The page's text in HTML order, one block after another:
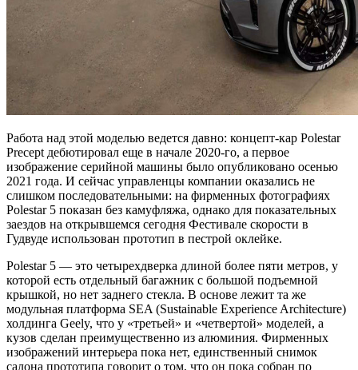
Работа над этой моделью ведется давно: концепт-кар Polestar
Precept дебютировал еще в начале 2020-го, а первое
изображение серийной машины было опубликовано осенью
2021 года. И сейчас управленцы компании оказались не
слишком последовательными: на фирменных фотографиях
Polestar 5 показан без камуфляжа, однако для показательных
заездов на открывшемся сегодня Фестивале скорости в
Гудвуде использован прототип в пестрой оклейке.
Polestar 5 — это четырехдверка длиной более пяти метров, у
которой есть отдельный багажник с большой подъемной
крышкой, но нет заднего стекла. В основе лежит та же
модульная платформа SEA (Sustainable Experience Architecture)
холдинга Geely, что у «третьей» и «четвертой» моделей, а
кузов сделан преимущественно из алюминия. Фирменных
изображений интерьера пока нет, единственный снимок
салона прототипа говорит о том, что он пока собран по